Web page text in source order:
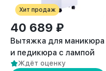
Хит продаж
40 689 ₽
Вытяжка для маникюра
и педикюра с лампой
премиум “ANVIKOR VC-
Ждёт оценку